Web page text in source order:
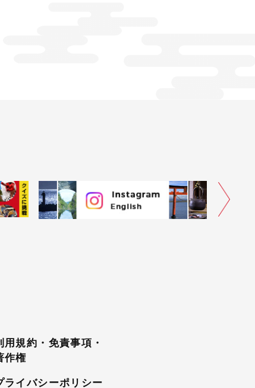
用規約・免責事項・
作権
ライバシーポリシー